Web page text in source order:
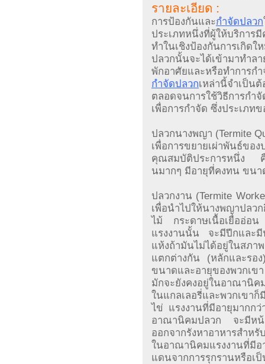
รายละเอียด :
การป้องกันและกำจัดปลวก
ประเภทหนึ่งที่ผู้ให้บริการ
ทำในเชิงป้องกันการเกิด
ปลวกนั้นจะได้เข้ามาทำล
พักอาศัยและหรือทำการ
กำจัดปลวกเหล่านี้จำเป็นต้
ตลอดจนการใช้วิธีการกำ
เพื่อการกำจัด ซึ่งประเภท
ปลวกนางพญา (Termite
เพื่อการขยายเผ่าพันธ์
คุณสมบัติประการหนึ่ง คื
นมากๆ มีอายุที่คงทน ขน
ปลวกงาน (Termite
เพื่อนำไปให้นางพญาปลว
ไม้ กระดาษเนื้อเยื่ออ่อ
แรงงานนั้น จะมีปีกและมี
แห้งถ้ามันไม่ได้อยู่ในสภ
แตกต่างกัน (หลักและรอง
ขนาดและอายุของพวกเข
มักจะยังคงอยู่ในอาณานิค
ในแกลเลอรี่และพวกเขา
ไข่ แรงงานที่มีอายุมากก
อาณานิคมปลวก จะมีหน้
ออกจากรังหาอาหารสำห
ในอาณานิคมแรงงานที่มีอ
แดนจากการรุกรานหรือเ